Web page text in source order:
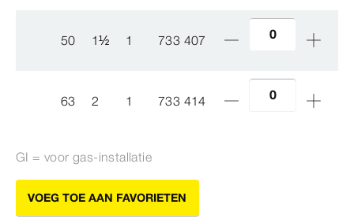
50 1½ 1 733 407
63 2 1 733 414
GI = voor gas-​installatie
VOEG TOE AAN FAVORIETEN